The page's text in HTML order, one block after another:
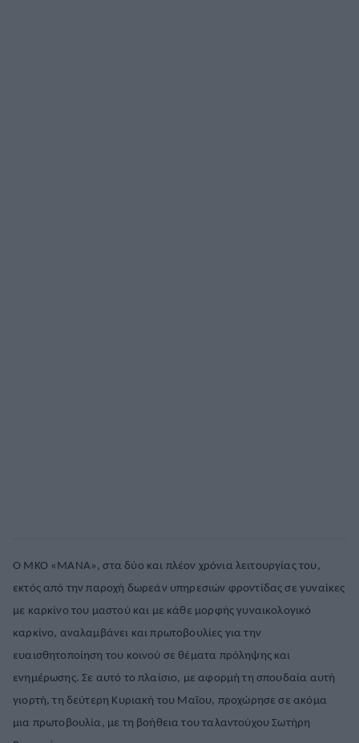
Ο ΜΚΟ «ΜΑΝΑ», στα δύο και πλέον χρόνια λειτουργίας του,
εκτός από την παροχή δωρεάν υπηρεσιών φροντίδας σε γυναίκες
με καρκίνο του μαστού και με κάθε μορφής γυναικολογικό
καρκίνο, αναλαμβάνει και πρωτοβουλίες για την
ευαισθητοποίηση του κοινού σε θέματα πρόληψης και
ενημέρωσης. Σε αυτό το πλαίσιο, με αφορμή τη σπουδαία αυτή
γιορτή, τη δεύτερη Κυριακή του Μαΐου, προχώρησε σε ακόμα
μια πρωτοβουλία, με τη βοήθεια του ταλαντούχου Σωτήρη